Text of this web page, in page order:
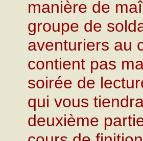
manière de
groupe de
aventuriers au
contient pas
soirée de
qui vous
deuxième